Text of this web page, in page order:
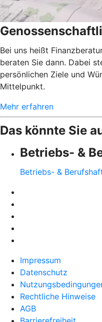
Bei uns heißt
beraten Sie dann. Dabei
persönlichen Ziele und
Mittelpunkt.
Mehr erfahren
Das könnte Sie
Betriebs- &
Betriebs- &
Impressum
Datenschutz
Rechtliche Hinweise
AGB